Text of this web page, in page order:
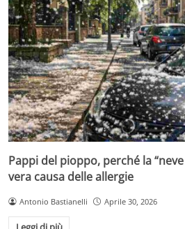
Pappi del pioppo, perché la
vera causa delle allergie
Antonio Bastianelli Aprile 30, 2026